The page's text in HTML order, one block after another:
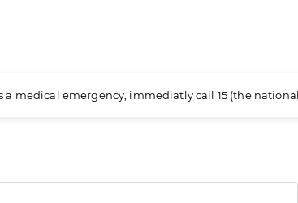
a medical emergency, immediatly call 15 (the